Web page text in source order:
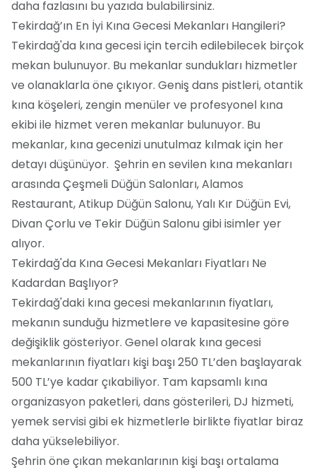
daha fazlasını bu yazıda bulabilirsiniz.
Tekirdağ’ın En İyi Kına Gecesi Mekanları Hangileri?
Tekirdağ'da kına gecesi için tercih edilebilecek birçok
mekan bulunuyor. Bu mekanlar sundukları hizmetler
ve olanaklarla öne çıkıyor. Geniş dans pistleri, otantik
kına köşeleri, zengin menüler ve profesyonel kına
ekibi ile hizmet veren mekanlar bulunuyor. Bu
mekanlar, kına gecenizi unutulmaz kılmak için her
detayı düşünüyor. Şehrin en sevilen kına mekanları
arasında Çeşmeli Düğün Salonları, Alamos
Restaurant, Atikup Düğün Salonu, Yalı Kır Düğün Evi,
Divan Çorlu ve Tekir Düğün Salonu gibi isimler yer
alıyor.
Tekirdağ'da Kına Gecesi Mekanları Fiyatları Ne
Kadardan Başlıyor?
Tekirdağ'daki kına gecesi mekanlarının fiyatları,
mekanın sunduğu hizmetlere ve kapasitesine göre
değişiklik gösteriyor. Genel olarak kına gecesi
mekanlarının fiyatları kişi başı 250 TL’den başlayarak
500 TL’ye kadar çıkabiliyor. Tam kapsamlı kına
organizasyon paketleri, dans gösterileri, DJ hizmeti,
yemek servisi gibi ek hizmetlerle birlikte fiyatlar biraz
daha yükselebiliyor.
Şehrin öne çıkan mekanlarının kişi başı ortalama